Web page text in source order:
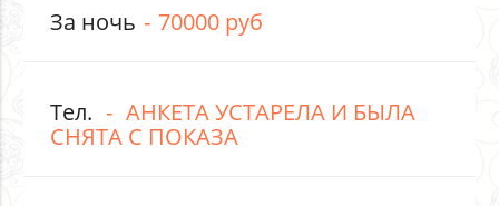
За ночь 70000 руб
Тел. АНКЕТА УСТАРЕЛА И БЫЛА
СНЯТА С ПОКАЗА